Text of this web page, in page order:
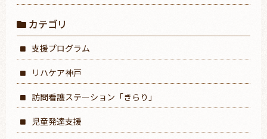
カテゴリ
支援プログラム
リハケア神戸
訪問看護ステーション「きらり」
児童発達支援